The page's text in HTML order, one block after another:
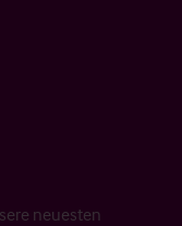
neuesten